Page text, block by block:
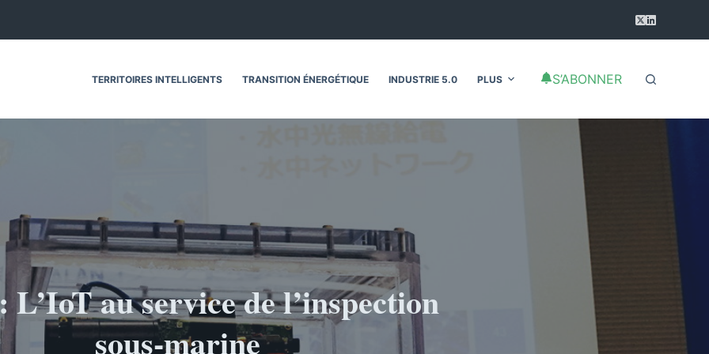
TERRITOIRES INTELLIGENTS TRANSITION ÉNERGÉTIQUE INDUSTRIE 5.0 PLUS S’ABONNER
L’IoT au service de l’inspection
sous-marine